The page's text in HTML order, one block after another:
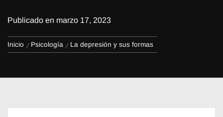
Publicado en marzo 17, 2023
Inicio Psicología La depresión y sus formas